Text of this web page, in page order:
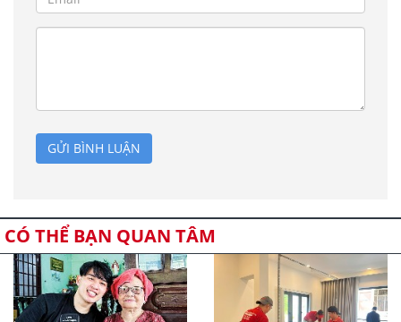
GỬI BÌNH LUẬN
CÓ THỂ BẠN QUAN TÂM